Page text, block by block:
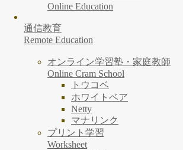
Online Education
通信教育
Remote Education
オンライン学習塾・家庭教師
Online Cram School
トウコベ
ホワイトベア
Netty
マナリンク
プリント学習
Worksheet